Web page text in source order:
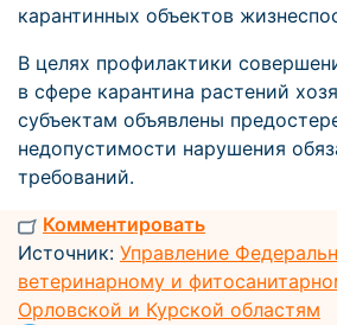
карантинных объектов
В целях профилактики
в сфере карантина растений
субъектам объявлены
недопустимости нарушения
требований.
Комментировать
Источник: Управление
ветеринарному и
Орловской и Курской областям